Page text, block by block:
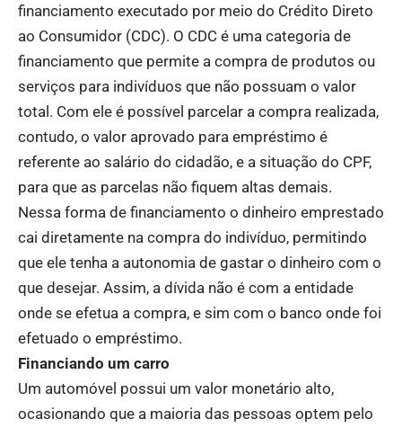
financiamento executado por meio do Crédito Direto
ao Consumidor (CDC). O CDC é uma categoria de
financiamento que permite a compra de produtos ou
serviços para indivíduos que não possuam o valor
total. Com ele é possível parcelar a compra realizada,
contudo, o valor aprovado para empréstimo é
referente ao salário do cidadão, e a situação do CPF,
para que as parcelas não fiquem altas demais.
Nessa forma de financiamento o dinheiro emprestado
cai diretamente na compra do indivíduo, permitindo
que ele tenha a autonomia de gastar o dinheiro com o
que desejar. Assim, a dívida não é com a entidade
onde se efetua a compra, e sim com o banco onde foi
efetuado o empréstimo.
Financiando um carro
Um automóvel possui um valor monetário alto,
ocasionando que a maioria das pessoas optem pelo